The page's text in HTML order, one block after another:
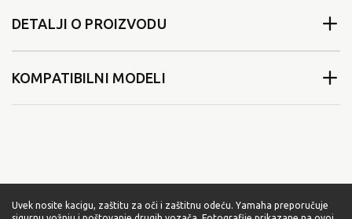
DETALJI O PROIZVODU
KOMPATIBILNI MODELI
Uvek nosite kacigu, zaštitu za oči i zaštitnu odeću. Yamaha preporučuje